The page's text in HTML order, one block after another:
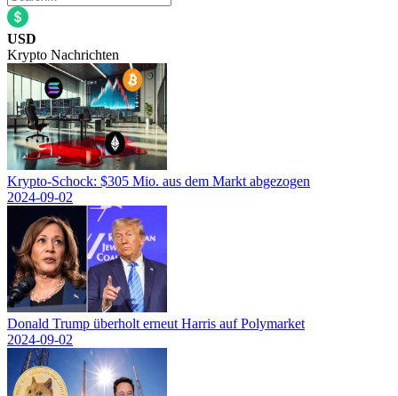
USD
Krypto Nachrichten
Krypto-Schock: $305 Mio. aus dem Markt abgezogen
2024-09-02
Donald Trump überholt erneut Harris auf Polymarket
2024-09-02